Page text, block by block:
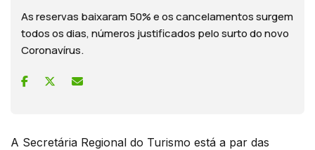
As reservas baixaram 50% e os cancelamentos surgem
todos os dias, números justificados pelo surto do novo
Coronavírus.
A Secretária Regional do Turismo está a par das